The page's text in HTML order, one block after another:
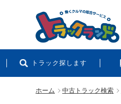
トラック探します
ホーム 中古トラック検索